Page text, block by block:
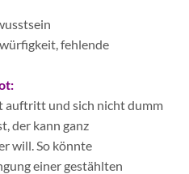
fehlende
auftritt und sich nicht dumm
der kann ganz
will. So könnte
einer gestählten